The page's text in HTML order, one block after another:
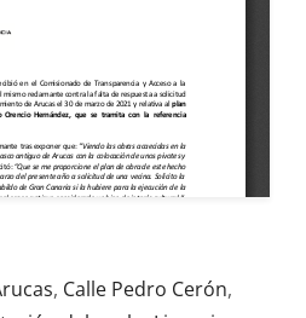
, Calle Pedro Cerón,